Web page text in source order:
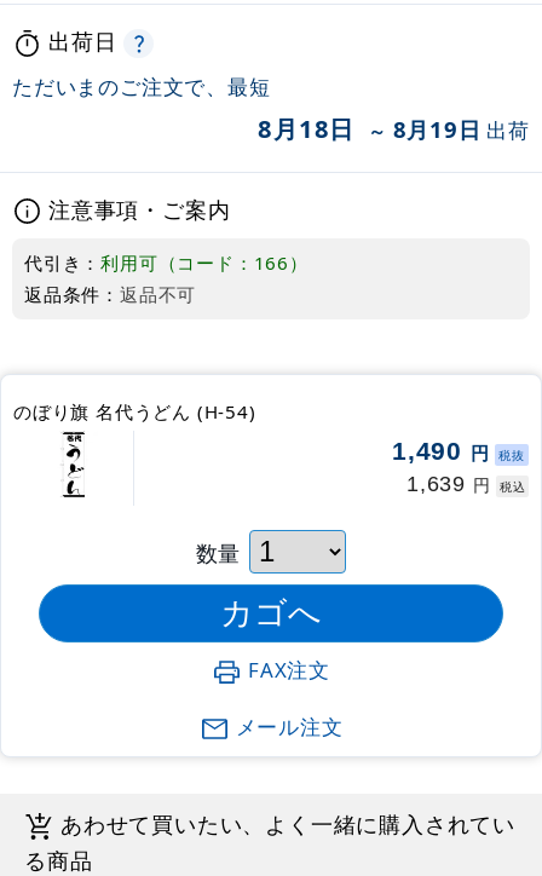
出荷日
ただいまのご注文で、最短
8月18日 ～ 8月19日 出荷
注意事項・ご案内
代引き：利用可（コード：166）
返品条件： 返品不可
のぼり旗 名代うどん (H-54)
1,490 円 税抜
1,639 円 税込
数量
FAX注文
メール注文
あわせて買いたい、よく一緒に購入されてい
る商品